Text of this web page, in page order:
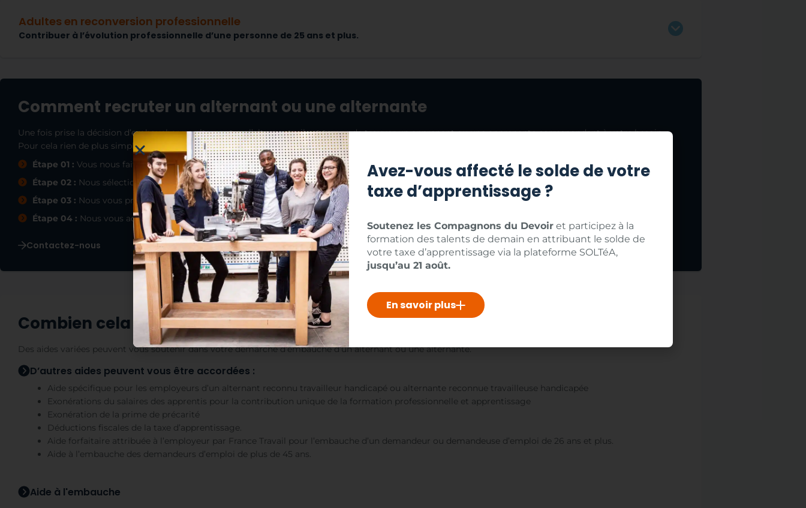
Adultes en reconversion professionnelle
Contribuer à l’évolution professionnelle d’une personne de 25 ans et plus.
Comment recruter un alternant ou une alternante
Une fois prise la décision d’embaucher un alternant ou l’alternante, il est temps de trouver un apprenant ou une apprenante correspondant à votre besoin.
Pour cela rien de plus simple !
Étape 01 : Vous nous faites part de votre besoin directement, pas besoin de passer d’annonce.
Étape 02 : Nous sélectionnons des candidats susceptibles de correspondre à vos attentes.
Étape 03 : Nous vous présentons les candidats.
Étape 04 : Nous vous accompagnons dans la rédaction du contrat.
Contactez-nous
Combien cela coûte-t-il ?
Des aides variées peuvent vous soutenir dans votre démarche d’embauche d’un alternant ou une alternante.
D’autres aides peuvent vous être accordées :
Aide spécifique pour les employeurs d’un alternant reconnu travailleur handicapé ou alternante reconnue travailleuse handicapée
Exonérations du salaires des apprentis pour la contribution unique de la formation professionnelle et apprentissage
Exonération de la prime de précarité
Déductions fiscales de la taxe d’apprentissage.
Aide forfaitaire attribuée à l’employeur par France Travail pour l’embauche d’un demandeur ou demandeuse d’emploi de 26 ans et plus.
Aide à l’embauche des demandeurs d’emploi de plus de 45 ans.
Aide à l'embauche
Avez-vous affecté le solde de votre
taxe d’apprentissage ?
Soutenez les Compagnons du Devoir et participez à la
formation des talents de demain en attribuant le solde de
votre taxe d’apprentissage via la plateforme SOLTéA,
jusqu’au 21 août.
En savoir plus